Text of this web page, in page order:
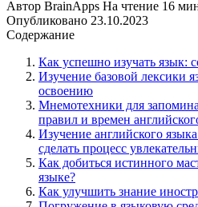
Автор BrainApps На чтение 16
Опубликовано 23.10.2023
Содержание
Как успешно изучать язык:
Изучение базовой лексики
освоению
Мнемотехники для
правил и времен
Изучение английского
сделать процесс
Как добиться истинного
языке?
Как улучшить знание